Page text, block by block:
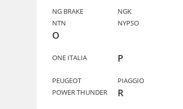
NG BRAKE
NGK
NTN
NYPSO
O
ONE ITALIA P
PEUGEOT
PIAGGIO
POWER THUNDER
R